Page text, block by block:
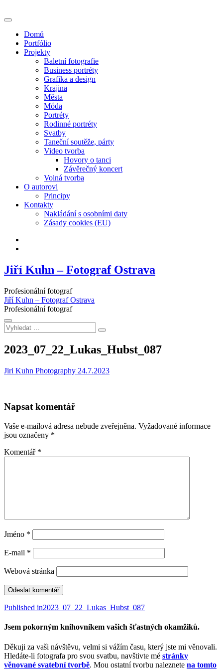
to
Domů
Portfólio
Projekty
Baletní fotografie
Business portréty
Grafika a design
Krajina
Města
Móda
Portréty
Rodinné portréty
Svatby
Taneční soutěže, párty
Video tvorba
Hovory o tanci
Závěrečný koncert
Volná tvorba
O autorovi
Principy
Kontakty
Nakládání s osobními daty
Zásady cookies (EU)
Jiří Kuhn – Fotograf Ostrava
Profesionální fotograf
Jiří Kuhn – Fotograf Ostrava
Profesionální fotograf
Vyhledat
…
2023_07_22_Lukas_Hubst_087
Jiri Kuhn Photography 24.7.2023
Napsat komentář
Vaše e-mailová adresa nebude zveřejněna. Vyžadované informace
jsou označeny *
Komentář *
Jméno *
E-mail *
Webová stránka
Navigace
pro
Published in2023_07_22_Lukas_Hubst_087
Jsem pokorným knihovníkem vašich šťastných okamžiků.
Děkuji za vaši návštěvu, velmi si vážím času, který jste mi věnovali.
Hledáte-li fotografa pro svou svatbu, navštivte mé stránky
věnované svatební tvorbě. Mou ostatní tvorbu naleznete na tomto